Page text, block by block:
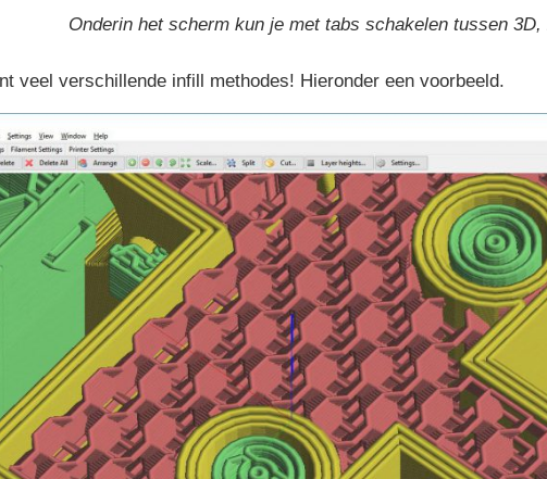
Onderin het scherm kun je met tabs schakelen tussen
veel verschillende infill methodes! Hieronder een voorbeeld.